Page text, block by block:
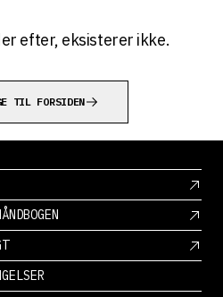
efter, eksisterer ikke.
TIL FORSIDEN